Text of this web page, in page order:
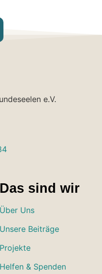
e.V.
Das sind wir
Über Uns
Unsere Beiträge
Projekte
Helfen & Spenden